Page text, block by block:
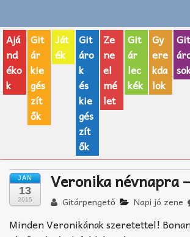
AJÁNDÉK ÖTLETEK
Vicces
GITÁR MÁRKÁK
TOP100 nóta
Zeneiskolák
Zeneszerzés alapjai
Ajá
nd
éko
k
Git
ár
kie
gés
zít
ők
Ját
ék
Git
áro
k
és
kie
gés
zít
ők
Ze
ne
el
mé
let
Git
ár
lec
kék
Gy
ere
kda
lok
Git
JAN
13
2015
Veronika névnapra
Gitárpengető Napi jó zene
Minden Veronikának szeretettel!